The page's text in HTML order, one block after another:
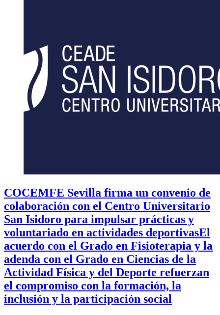
COCEMFE Sevilla firma un convenio de
colaboración con el Centro Universitario
San Isidoro para impulsar prácticas y
voluntariado en actividades deportivasEl
acuerdo con el Grado en Fisioterapia y la
adenda con el Grado en Ciencias de la
Actividad Física y del Deporte refuerzan
el compromiso con la formación, la
inclusión y la participación social